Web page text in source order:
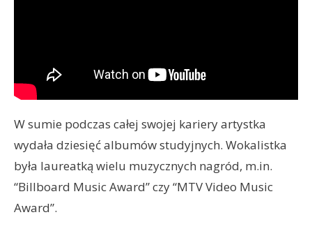
W sumie podczas całej swojej kariery artystka
wydała dziesięć albumów studyjnych. Wokalistka
była laureatką wielu muzycznych nagród, m.in.
“Billboard Music Award” czy “MTV Video Music
Award”.